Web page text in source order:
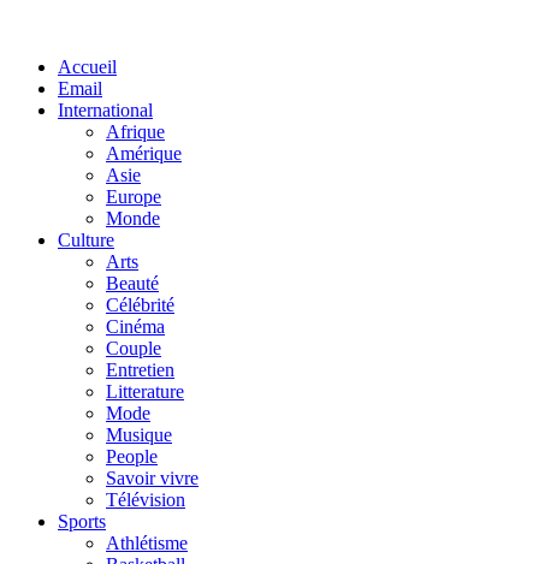
Accueil
Email
International
Afrique
Amérique
Asie
Europe
Monde
Culture
Arts
Beauté
Célébrité
Cinéma
Couple
Entretien
Litterature
Mode
Musique
People
Savoir vivre
Télévision
Sports
Athlétisme